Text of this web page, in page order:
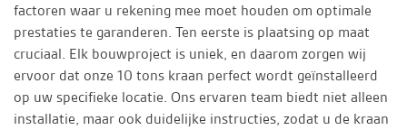
factoren waar u rekening mee moet houden om optimale
prestaties te garanderen. Ten eerste is plaatsing op maat
cruciaal. Elk bouwproject is uniek, en daarom zorgen wij
ervoor dat onze 10 tons kraan perfect wordt geïnstalleerd
op uw specifieke locatie. Ons ervaren team biedt niet alleen
installatie, maar ook duidelijke instructies, zodat u de kraan